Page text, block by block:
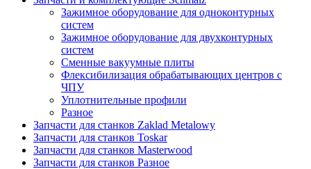
Зажимное оборудование для одноконтурных
систем
Зажимное оборудование для двухконтурных
систем
Сменные вакуумные плиты
Флексибилизация обрабатывающих центров с
ЧПУ
Уплотнительные профили
Разное
Запчасти для станков Zaklad Metalowy
Запчасти для станков Toskar
Запчасти для станков Masterwood
Запчасти для станков Разное